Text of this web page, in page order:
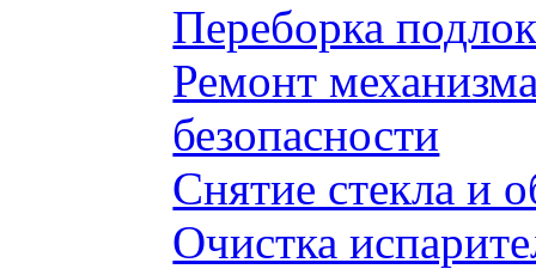
Переборка
Ремонт
безопасности
Снятие стекла и
Очистка